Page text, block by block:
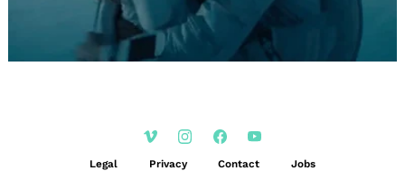
Legal Privacy Contact Jobs